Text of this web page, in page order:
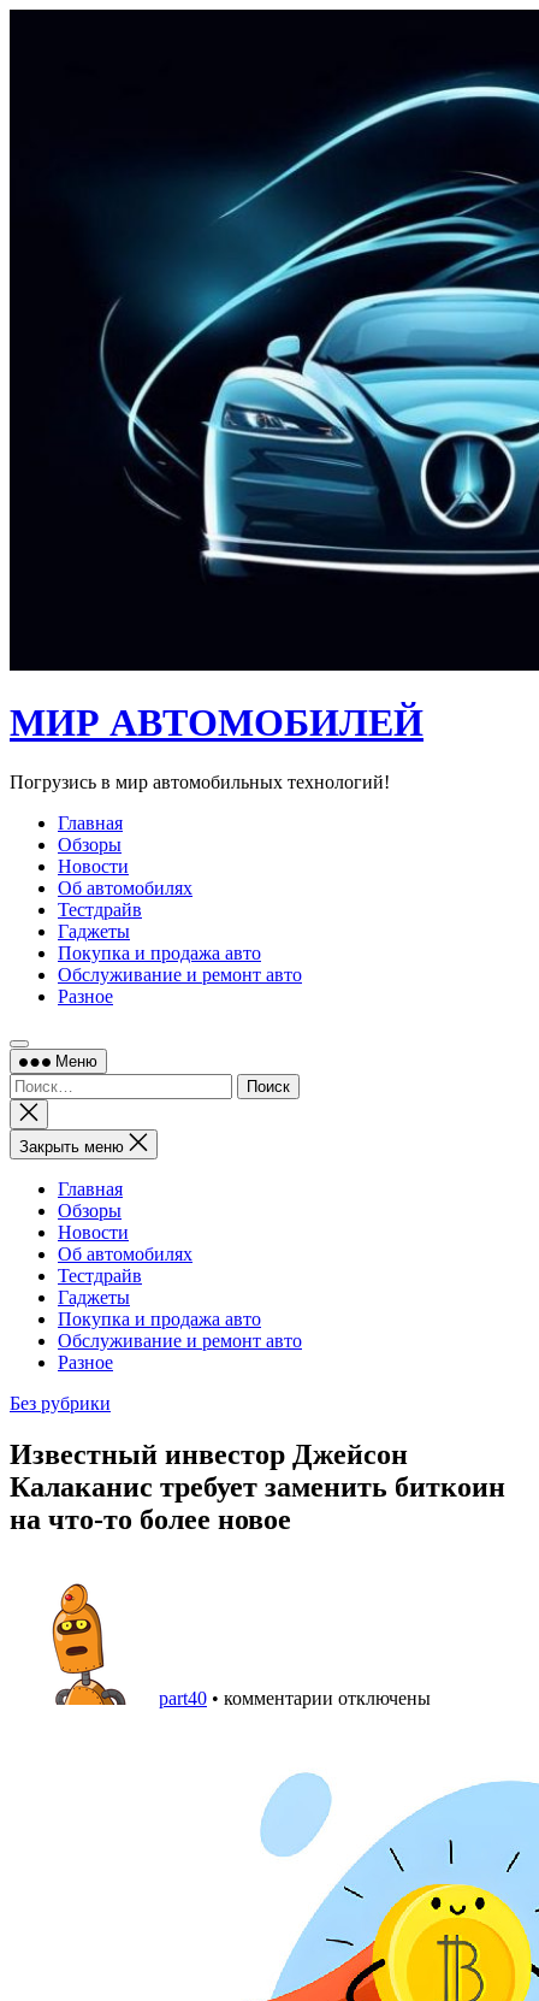
МИР АВТОМОБИЛЕЙ
Погрузись в мир автомобильных технологий!
Главная
Обзоры
Новости
Об автомобилях
Тестдрайв
Гаджеты
Покупка и продажа авто
Обслуживание и ремонт авто
Разное
Меню
Найти:
Закрыть
поиск
Закрыть меню
Главная
Обзоры
Новости
Об автомобилях
Тестдрайв
Гаджеты
Покупка и продажа авто
Обслуживание и ремонт авто
Разное
Без рубрики
Известный инвестор Джейсон
Калаканис требует заменить биткоин
на что-то более новое
part40 • комментарии отключены